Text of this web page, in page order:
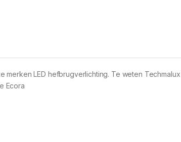
merken LED hefbrugverlichting. Te weten
Ecora